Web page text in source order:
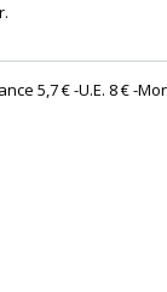
5,7 € -U.E. 8 € -